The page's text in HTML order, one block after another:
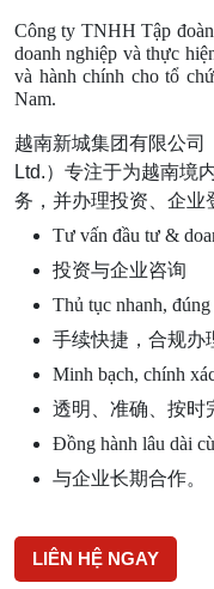
Công ty TNHH Tập đoàn
doanh nghiệp và thực
và hành chính cho tổ
Nam.
越南新城集团有限公司
Ltd.）专注于为越南境
务，并办理投资、企业
Tư vấn đầu tư &
投资与企业咨询
Thủ tục nhanh,
手续快捷，合规办
Minh bạch, chính
透明、准确、按时
Đồng hành lâu dài
与企业长期合作。
LIÊN HỆ NGAY